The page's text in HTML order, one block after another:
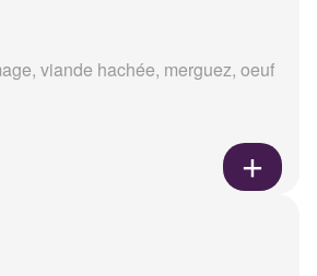
viande hachée, merguez, oeuf